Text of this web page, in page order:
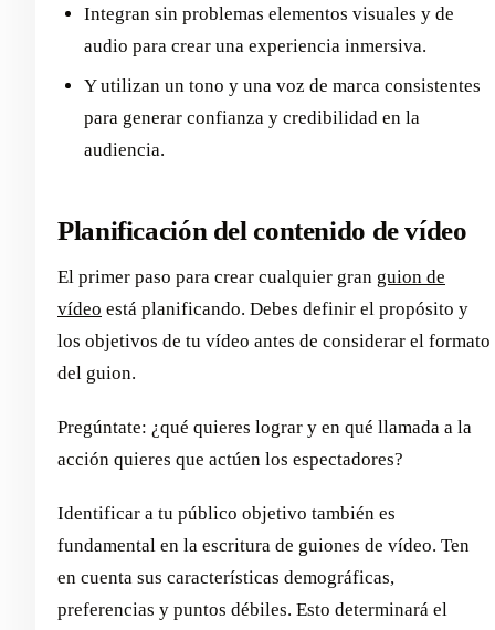
Integran sin problemas elementos visuales y de
audio para crear una experiencia inmersiva.
Y utilizan un tono y una voz de marca consistentes
para generar confianza y credibilidad en la
audiencia.
Planificación del contenido de vídeo
El primer paso para crear cualquier gran guion de
vídeo está planificando. Debes definir el propósito y
los objetivos de tu vídeo antes de considerar el formato
del guion.
Pregúntate: ¿qué quieres lograr y en qué llamada a la
acción quieres que actúen los espectadores?
Identificar a tu público objetivo también es
fundamental en la escritura de guiones de vídeo. Ten
en cuenta sus características demográficas,
preferencias y puntos débiles. Esto determinará el